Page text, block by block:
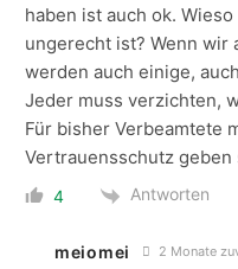
haben ist auch ok.
ungerecht ist? Wenn wir
werden auch einige,
Jeder muss verzichten,
Für bisher Verbeamtete
Vertrauensschutz
4 Antworten
meiomei 2 Monate